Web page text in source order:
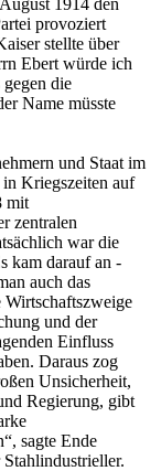
1914 den
provoziert
stellte über
Ebert würde ich
gegen die
Name müsste
und Staat im
Kriegszeiten auf
mit
zentralen
war die
kam darauf an -
auch das
Wirtschaftszweige
und der
Einfluss
Daraus zog
Unsicherheit,
Regierung, gibt
sagte Ende